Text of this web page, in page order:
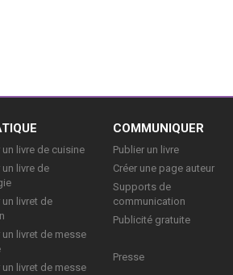
un livre de cuisine
livre de
livret de
un livret de messe
un livret de messe
COMMUNIQUER
Publier un livre
Créer une page auteur
Supports de
communication
Publicité gratuite
Presse